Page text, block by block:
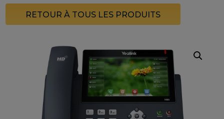
RETOUR À TOUS LES PRODUITS